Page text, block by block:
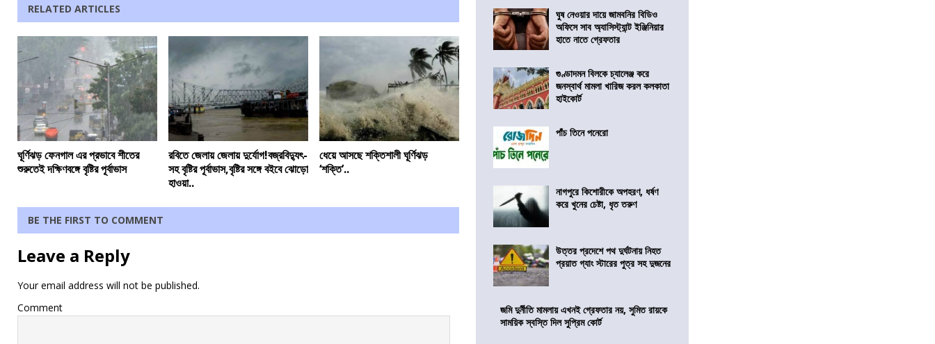
RELATED ARTICLES
ঘূর্ণিঝড় ফেনগাল এর প্রভাবে শীতের
শুরুতেই দক্ষিণবঙ্গে বৃষ্টির পূর্বাভাস
রবিতে জেলায় জেলায় দুর্যোগ!বজ্রবিদ্যুৎ-
সহ বৃষ্টির পূর্বাভাস,বৃষ্টির সঙ্গে বইবে ঝোড়ো
হাওয়া..
ধেয়ে আসছে শক্তিশালী ঘূর্ণিঝড়
‘শক্তি’..
BE THE FIRST TO COMMENT
Leave a Reply
Your email address will not be published.
Comment
ঘুষ নেওয়ার দায়ে জামবনির বিডিও
অফিসে সাব অ্যাসিস্ট্যান্ট ইঞ্জিনিয়ার
হাতে নাতে গ্রেফতার
গুণ্ডাদমন বিলকে চ্যালেঞ্জ করে
জনস্বার্থ মামলা খারিজ করল কলকাতা
হাইকোর্ট
পাঁচ তিনে পনেরো
নাগপুরে কিশোরীকে অপহরণ, ধর্ষণ
করে খুনের চেষ্টা, ধৃত তরুণ
উত্তর প্রদেশে পথ দুর্ঘটনায় নিহত
প্রয়াত গ্যাং স্টারের পুত্র সহ দুজনের
জমি দুর্নীতি মামলায় এখনই গ্রেফতার নয়, সুমিত রায়কে
সাময়িক স্বস্তি দিল সুপ্রিম কোর্ট